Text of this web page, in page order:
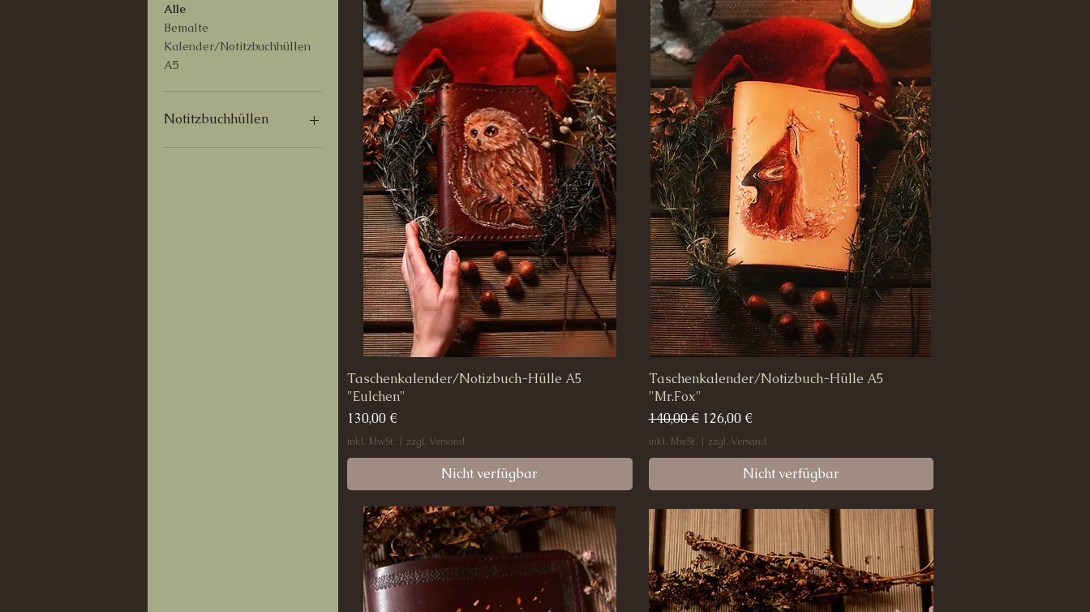
Alle
Bemalte
Kalender/Notitzbuchhüllen
A5
Notitzbuchhüllen
Bemalte
Schnellansicht
Taschenkalender/Notizbuch-Hülle A5
"Eulchen"
Preis
130,00 €
inkl. MwSt. | zzgl. Versand
Nicht verfügbar
Schnellansicht
Taschenkalender/Notizbuch-Hülle A5
"Mr.Fox"
Standardpreis
140,00 € Sale-Preis
126,00 €
inkl. MwSt. | zzgl. Versand
Nicht verfügbar